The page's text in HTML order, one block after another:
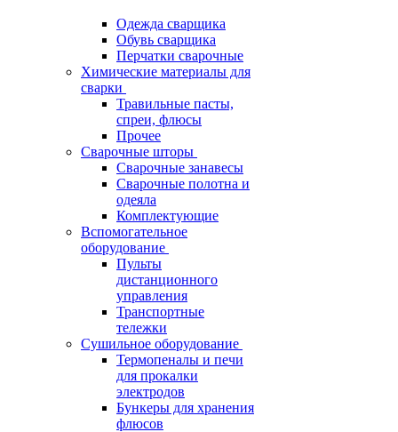
Одежда сварщика
Обувь сварщика
Перчатки сварочные
Химические материалы для
сварки
Травильные пасты,
спреи, флюсы
Прочее
Сварочные шторы
Сварочные занавесы
Сварочные полотна и
одеяла
Комплектующие
Вспомогательное
оборудование
Пульты
дистанционного
управления
Транспортные
тележки
Сушильное оборудование
Термопеналы и печи
для прокалки
электродов
Бункеры для хранения
флюсов